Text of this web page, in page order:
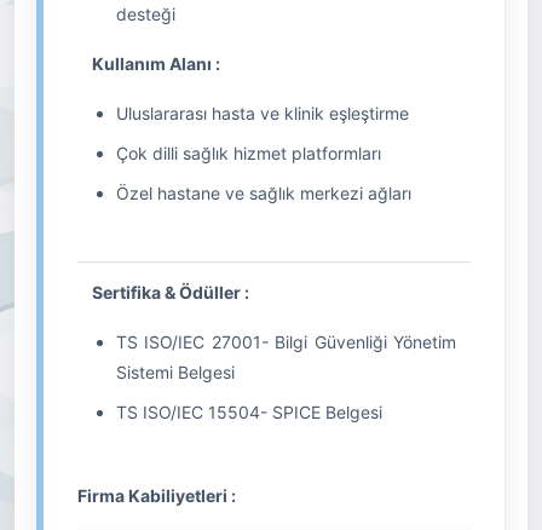
desteği
Kullanım Alanı :
Uluslararası hasta ve klinik eşleştirme
Çok dilli sağlık hizmet platformları
Özel hastane ve sağlık merkezi ağları
Sertifika & Ödüller :
TS ISO/IEC 27001- Bilgi Güvenliği Yönetim
Sistemi Belgesi
TS ISO/IEC 15504- SPICE Belgesi
Firma Kabiliyetleri :